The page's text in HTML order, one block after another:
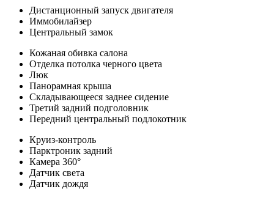
Дистанционный запуск двигателя
Иммобилайзер
Центральный замок
Кожаная обивка салона
Отделка потолка черного цвета
Люк
Панорамная крыша
Складывающееся заднее сидение
Третий задний подголовник
Передний центральный подлокотник
Круиз-контроль
Парктроник задний
Камера 360°
Датчик света
Датчик дождя